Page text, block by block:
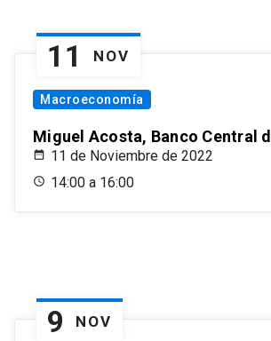
11 NOV
Macroeconomía
Miguel Acosta, Banco Central
11 de Noviembre de 2022
14:00 a 16:00
9 NOV